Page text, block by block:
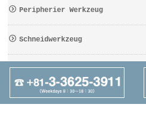
Peripherier Werkzeug
Schneidwerkzeug
Werkzeugbezogen
Anders